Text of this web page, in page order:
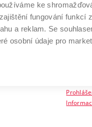
602
ke
fungování funkcí
a reklam. Se
osobní údaje pro